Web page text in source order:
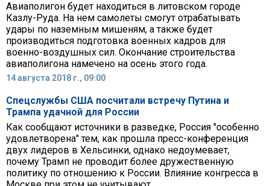
Авиаполигон будет находиться в литовском городе
Казлу-Руда. На нем самолеты смогут отрабатывать
удары по наземным мишеням, а также будет
производиться подготовка военных кадров для
военно-воздушных сил. Окончание строительства
авиаполигона намечено на осень этого года.
14 августа 2018 г., 09:00
Спецслужбы США посчитали встречу Путина и
Трампа удачной для России
Как сообщают источники в разведке, Россия "особенно
удовлетворена" тем, как прошла пресс-конференция
двух лидеров в Хельсинки, однако недоумевает,
почему Трамп не проводит более дружественную
политику по отношению к России. Влияние конгресса в